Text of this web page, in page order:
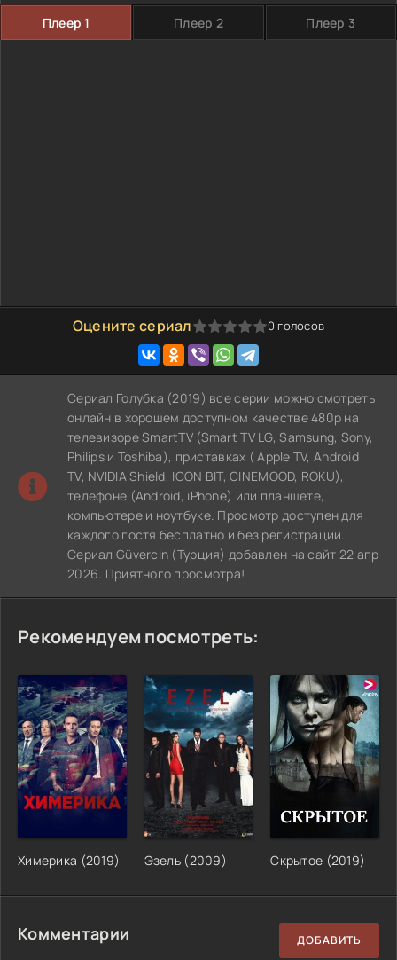
Плеер 1 Плеер 2 Плеер 3
Оцените сериал
1 2 3 4 5 0 голосов
Сериал Голубка (2019) все серии можно смотреть
онлайн в хорошем доступном качестве 480p на
телевизоре SmartTV (Smart TV LG, Samsung, Sony,
Philips и Toshiba), приставках ( Apple TV, Android
TV, NVIDIA Shield, ICON BIT, CINEMOOD, ROKU),
телефоне (Android, iPhone) или планшете,
компьютере и ноутбуке. Просмотр доступен для
каждого гостя бесплатно и без регистрации.
Сериал Güvercin (Турция) добавлен на сайт 22 апр
2026. Приятного просмотра!
Рекомендуем посмотреть:
Химерика (2019) Эзель (2009) Скрытое (2019)
Комментарии ДОБАВИТЬ